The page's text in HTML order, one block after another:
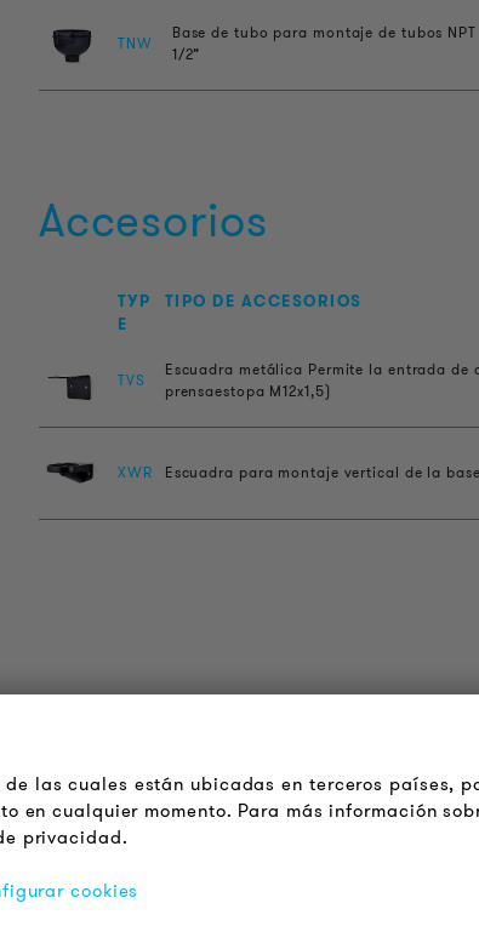
TNW
Base de tubo para montaje de tubos NPT
1/2”
Accesorios
TYP
E
TIPO DE ACCESORIOS
TVS
Escuadra metálica Permite la entrada
prensaestopa M12x1,5)
XWR Escuadra para montaje vertical de la
las cuales están ubicadas en terceros países,
en cualquier momento. Para más información
privacidad.
cookies